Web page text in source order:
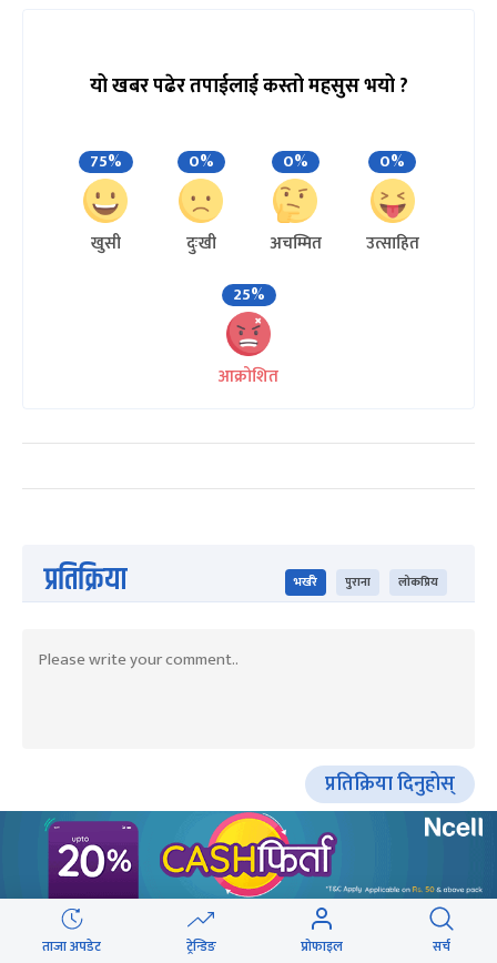
यो खबर पढेर तपाईलाई कस्तो महसुस भयो ?
75%
खुसी
0%
दुःखी
0%
अचम्मित
0%
उत्साहित
25%
आक्रोशित
प्रतिक्रिया भर्खरै पुराना लोकप्रिय
प्रतिक्रिया दिनुहोस्
HOT PROPERTIES
ताजा अपडेट ट्रेन्डिङ प्रोफाइल सर्च